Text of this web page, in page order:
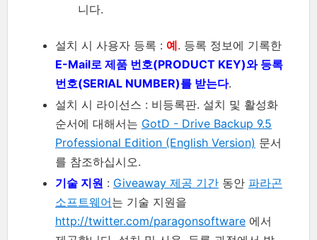
니다.
설치 시 사용자 등록 : 예. 등록 정보에 기록한
E-Mail로 제품 번호(PRODUCT KEY)와 등록
번호(SERIAL NUMBER)를 받는다.
설치 시 라이선스 : 비등록판. 설치 및 활성화
순서에 대해서는 GotD - Drive Backup 9.5
Professional Edition (English Version) 문서
를 참조하십시오.
기술 지원 : Giveaway 제공 기간 동안 파라곤
소프트웨어는 기술 지원을
http://twitter.com/paragonsoftware 에서